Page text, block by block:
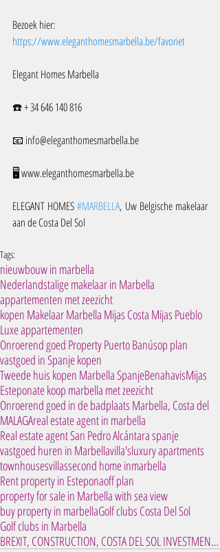
Bezoek hier:
https://www.eleganthomesmarbella.be/favoriet
Elegant Homes Marbella
☎️ + 34 646 140 816
📧 info@eleganthomesmarbella.be
🖥️ www.eleganthomesmarbella.be
ELEGANT HOMES #MARBELLA, Uw Belgische makelaar
aan de Costa Del Sol
Tags:
nieuwbouw in marbella
Nederlandstalige makelaar in Marbella
appartementen met zeezicht
kopen Makelaar Marbella Mijas Costa Mijas Pueblo
Luxe appartementen
Onroerend goed Property Puerto Banúsop plan
vastgoed in Spanje kopen
Tweede huis kopen Marbella SpanjeBenahavisMijas
Esteponate koop marbella met zeezicht
Onroerend goed in de badplaats Marbella, Costa del
MALAGAreal estate agent in marbella
Real estate agent San Pedro Alcántara spanje
vastgoed huren in Marbellavilla'sluxury apartments
townhousesvillassecond home inmarbella
Rent property in Esteponaoff plan
property for sale in Marbella with sea view
buy property in marbellaGolf clubs Costa Del Sol
Golf clubs in Marbella
BREXIT, CONSTRUCTION, COSTA DEL SOL INVESTMENT, IN